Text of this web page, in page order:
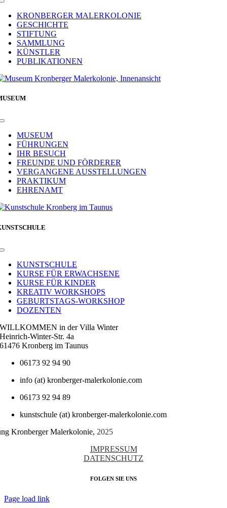
Toggle
NavigationKRONBERGER MALERKOLONIE
GESCHICHTE
STIFTUNG
SAMMLUNG
KÜNSTLER
PUBLIKATIONEN
Toggle
NavigationMUSEUM
FÜHRUNGEN
IHR BESUCH
FREUNDE UND FÖRDERER
VERGANGENE AUSSTELLUNGEN
PRAKTIKUM
EHRENAMT
Toggle
NavigationKUNSTSCHULE
KURSE FÜR ERWACHSENE
KURSE FÜR KINDER
KREATIV WORKSHOPS
GEBURTSTAGS-WORKSHOP
DOZENTEN
WILLKOMMEN in der Villa Winter
Heinrich-Winter-Str. 4a
61476 Kronberg im Taunus
06173 92 94 90
info (at) kronberger-malerkolonie.com
06173 92 94 89
kunstschule (at) kronberger-malerkolonie.com
Kronberger Malerkolonie, 2025
IMPRESSUM
DATENSCHUTZ
FOLGEN SIE UNS
Page load link